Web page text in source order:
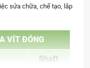
sửa chữa, chế tạo, lắp
VÍT ĐÓNG
Shaft